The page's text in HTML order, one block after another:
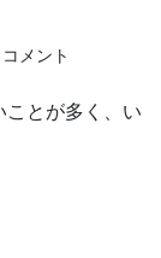
コメント